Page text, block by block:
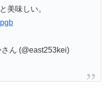
美味しい。
ん (@east253kei)